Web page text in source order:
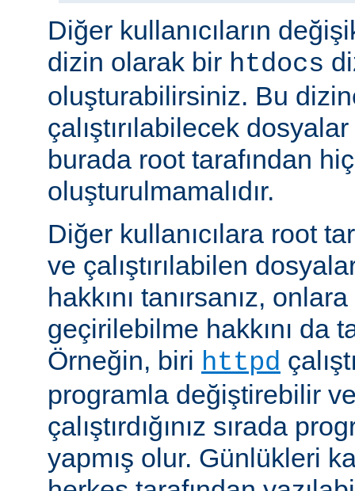
Diğer kullanıcıların
dizin olarak bir htdocs
oluşturabilirsiniz. Bu
çalıştırılabilecek
burada root tarafından
oluşturulmamalıdır.
Diğer kullanıcılara root
ve çalıştırılabilen
hakkını tanırsanız,
geçirilebilme hakkını da
Örneğin, biri httpd
programla değiştirebilir
çalıştırdığınız sırada
yapmış olur. Günlükleri